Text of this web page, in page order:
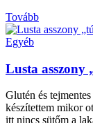
Tovább
Egyéb
Lusta asszony
Glutén és
készítettem mikor
itt nincs sütőm a